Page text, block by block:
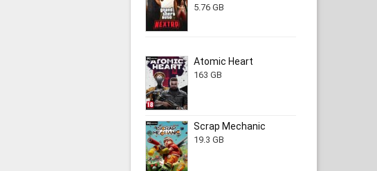
5.76 GB
Atomic Heart
163 GB
Scrap Mechanic
19.3 GB